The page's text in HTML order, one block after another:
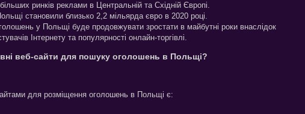
ринків реклами в Центральній та Східній Європі.
становили близько 2,2 мільярда євро в 2020 році.
у Польщі буде продовжувати зростати в майбутні роки внаслідок
Інтернету та популярності онлайн-торгівлі.
веб-сайти для пошуку оголошень в Польщі?
для розміщення оголошень в Польщі є: